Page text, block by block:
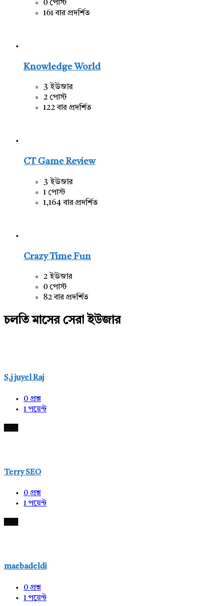
0 পোস্ট
161 বার প্রদর্শিত
Knowledge World
3 ইউজার
2 পোস্ট
122 বার প্রদর্শিত
CT Game Review
3 ইউজার
1 পোস্ট
1,164 বার প্রদর্শিত
Crazy Time Fun
2 ইউজার
0 পোস্ট
82 বার প্রদর্শিত
চলতি মাসের সেরা ইউজার
S,j juyel Raj
0 প্রশ্ন
1পয়েন্ট
Terry SEO
0 প্রশ্ন
1পয়েন্ট
maebadeldi
0 প্রশ্ন
1পয়েন্ট